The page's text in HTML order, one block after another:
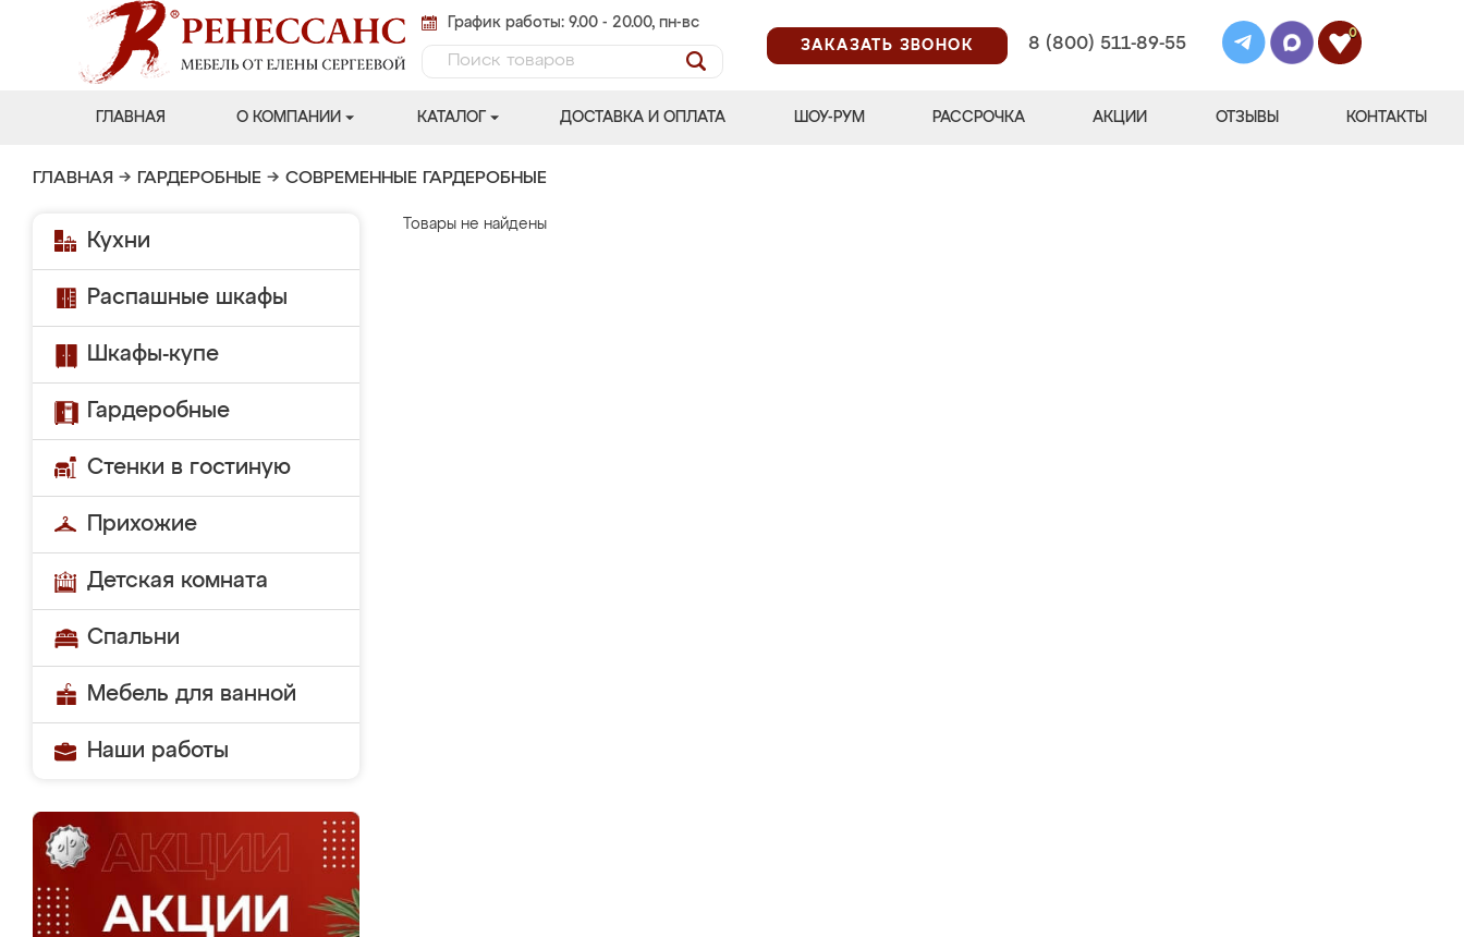
График работы: 9.00 - 20.00, пн-вс
ЗАКАЗАТЬ ЗВОНОК
8 (800) 511-89-55
0
ГЛАВНАЯ О КОМПАНИИ КАТАЛОГ ДОСТАВКА И ОПЛАТА ШОУ-РУМ РАССРОЧКА АКЦИИ ОТЗЫВЫ КОНТАКТЫ
ГЛАВНАЯ → ГАРДЕРОБНЫЕ → СОВРЕМЕННЫЕ ГАРДЕРОБНЫЕ
Кухни
Распашные шкафы
Шкафы-купе
Гардеробные
Стенки в гостиную
Прихожие
Детская комната
Спальни
Мебель для ванной
Наши работы
Товары не найдены